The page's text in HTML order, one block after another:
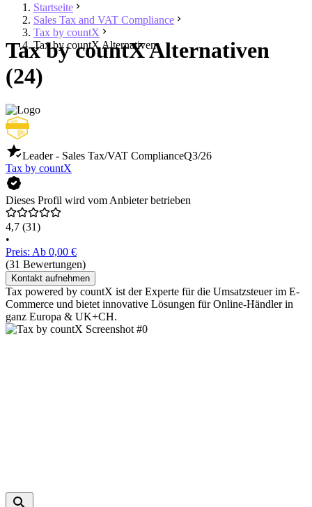
Startseite
Sales Tax and VAT Compliance
Tax by countX
Tax by countX Alternativen
Tax by countX Alternativen
(24)
Leader - Sales Tax/VAT ComplianceQ3/26
Tax by countX
Dieses Profil wird vom Anbieter betrieben
4,7 (31)
•
Preis: Ab 0,00 €
(31 Bewertungen)
Kontakt aufnehmen
Tax powered by countX ist der Experte für die Umsatzsteuer im E-
Commerce und bietet innovative Lösungen für Online-Händler in
ganz Europa & UK+CH.